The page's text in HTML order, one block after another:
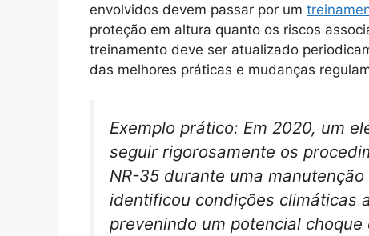
envolvidos devem passar por um
proteção em altura quanto os riscos
treinamento deve ser atualizado
das melhores práticas e mudanças
Exemplo prático: Em 2020, um
seguir rigorosamente os
NR-35 durante uma
identificou condições climáticas
prevenindo um potencial choque